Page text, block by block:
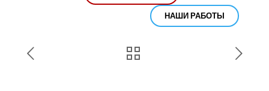
НАШИ РАБОТЫ